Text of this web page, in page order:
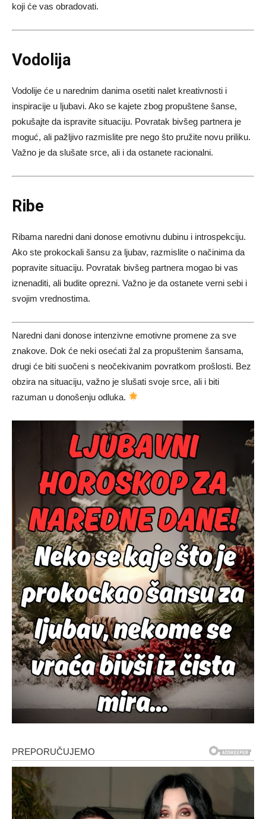
koji će vas obradovati.
Vodolija
Vodolije će u narednim danima osetiti nalet kreativnosti i
inspiracije u ljubavi. Ako se kajete zbog propuštene šanse,
pokušajte da ispravite situaciju. Povratak bivšeg partnera je
moguć, ali pažljivo razmislite pre nego što pružite novu priliku.
Važno je da slušate srce, ali i da ostanete racionalni.
Ribe
Ribama naredni dani donose emotivnu dubinu i introspekciju.
Ako ste prokockali šansu za ljubav, razmislite o načinima da
popravite situaciju. Povratak bivšeg partnera mogao bi vas
iznenaditi, ali budite oprezni. Važno je da ostanete verni sebi i
svojim vrednostima.
Naredni dani donose intenzivne emotivne promene za sve
znakove. Dok će neki osećati žal za propuštenim šansama,
drugi će biti suočeni s neočekivanim povratkom prošlosti. Bez
obzira na situaciju, važno je slušati svoje srce, ali i biti
razuman u donošenju odluka.